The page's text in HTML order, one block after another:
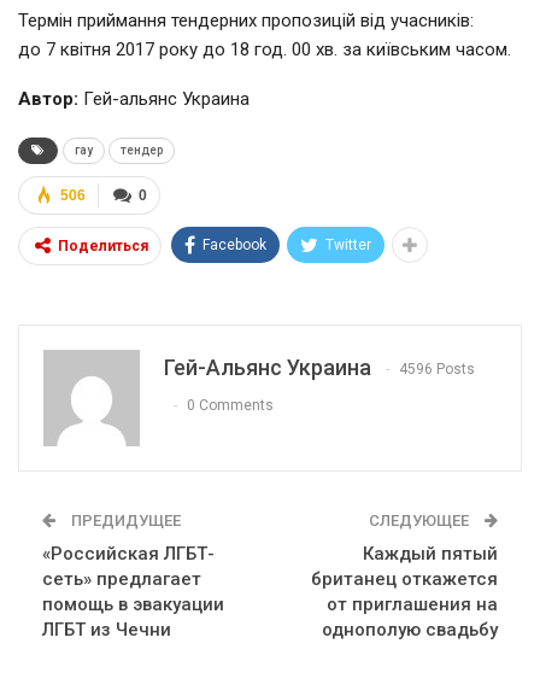
Термін приймання тендерних пропозицій від учасників:
до 7 квітня 2017 року до 18 год. 00 хв. за київським часом.
Автор: Гей-альянс Украина
гау тендер
0
506
Поделиться Facebook Twitter
Гей-Альянс Украина 4596 Posts
0 Comments
ПРЕДИДУЩЕЕ
«Российская ЛГБТ-
сеть» предлагает
помощь в эвакуации
ЛГБТ из Чечни
СЛЕДУЮЩЕЕ
Каждый пятый
британец откажется
от приглашения на
однополую свадьбу